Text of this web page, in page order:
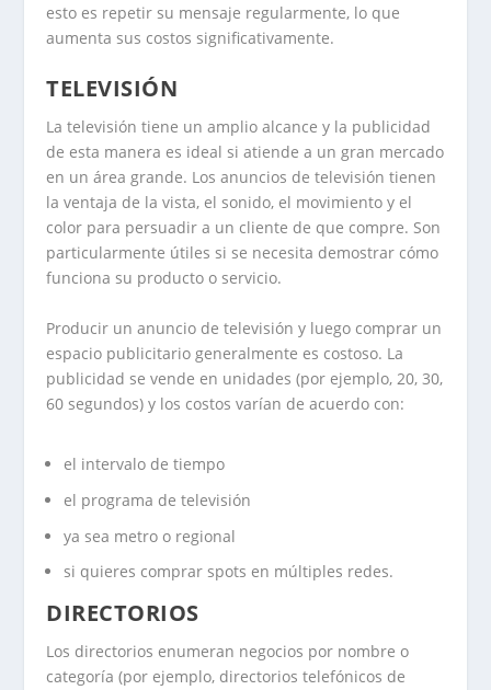
esto es repetir su mensaje regularmente, lo que
aumenta sus costos significativamente.
TELEVISIÓN
La televisión tiene un amplio alcance y la publicidad
de esta manera es ideal si atiende a un gran mercado
en un área grande. Los anuncios de televisión tienen
la ventaja de la vista, el sonido, el movimiento y el
color para persuadir a un cliente de que compre. Son
particularmente útiles si se necesita demostrar cómo
funciona su producto o servicio.
Producir un anuncio de televisión y luego comprar un
espacio publicitario generalmente es costoso. La
publicidad se vende en unidades (por ejemplo, 20, 30,
60 segundos) y los costos varían de acuerdo con:
el intervalo de tiempo
el programa de televisión
ya sea metro o regional
si quieres comprar spots en múltiples redes.
DIRECTORIOS
Los directorios enumeran negocios por nombre o
categoría (por ejemplo, directorios telefónicos de